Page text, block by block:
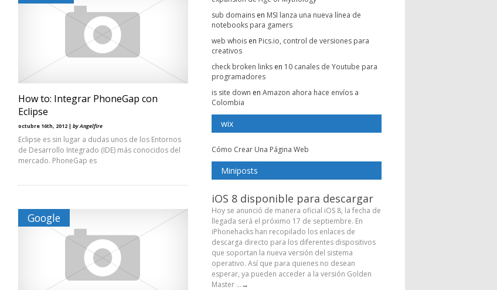
How to: Integrar PhoneGap con
Eclipse
octubre 16th, 2012 | by Angelfire
Eclipse es sin lugar a dudas unos de los Entornos
de Desarrollo Integrado (IDE) más conocidos del
mercado. PhoneGap es
Google
sub domains en MSI lanza una nueva línea de
notebooks para gamers
web whois en Pics.io, control de versiones para
creativos
check broken links en 10 canales de Youtube para
programadores
is site down en Amazon ahora hace envíos a
Colombia
wix
Cómo Crear Una Página Web
Miniposts
iOS 8 disponible para descargar
Hoy se anunció de manera oficial iOS 8, la fecha de
llegada será el próximo 17 de septiembre. En
iPhonehacks han recopilado los enlaces de
descarga directo para los diferentes dispositivos
que soportan la nueva versión del sistema
operativo. Así que para quienes no desean
esperar, ya pueden acceder a la versión Golden
Master ...→